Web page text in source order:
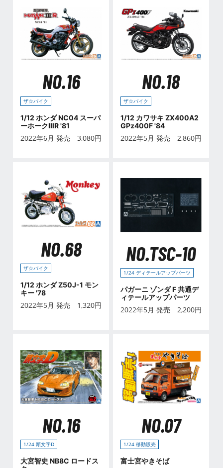
NO.16
ザ☆バイク
1/12 ホンダ NC04 スーパ
ーホークⅢR '81
2022年6月 発売 3,080円
NO.18
ザ☆バイク
1/12 カワサキ ZX400A2
GPz400F '84
2022年5月 発売 2,860円
NO.68
ザ☆バイク
1/12 ホンダ Z50J-1 モン
キー '78
2022年5月 発売 1,320円
NO.TSC-10
1/24 ディテールアップパーツ
パガーニ ゾンダ F 共通デ
ィテールアップパーツ
2022年5月 発売 2,200円
NO.16
1/24 頭文字D
大宮智史 NB8C ロードス
NO.07
1/24 移動販売
富士宮やきそば